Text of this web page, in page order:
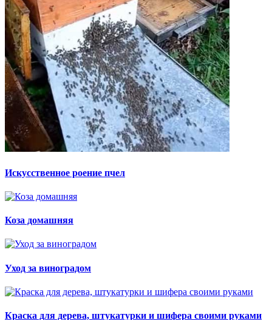
Искусственное роение пчел
Коза домашняя
Уход за виноградом
Краска для дерева, штукатурки и шифера своими руками